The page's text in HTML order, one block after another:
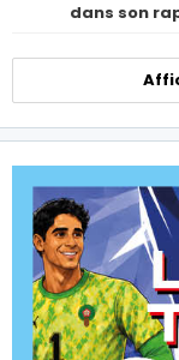
dans son